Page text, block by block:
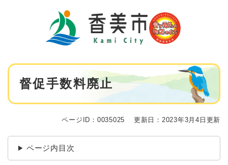
本
督促手数料廃止
ページID：0035025 更新日：2023年3月4日更新
ページ内目次